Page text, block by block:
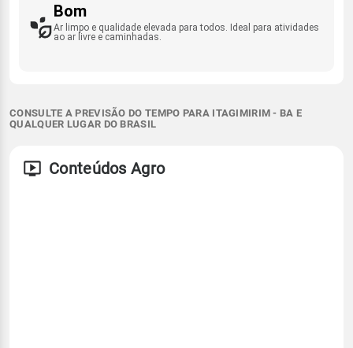
Bom
Ar limpo e qualidade elevada para todos. Ideal para atividades
ao ar livre e caminhadas.
CONSULTE A PREVISÃO DO TEMPO PARA ITAGIMIRIM - BA E
QUALQUER LUGAR DO BRASIL
Conteúdos Agro